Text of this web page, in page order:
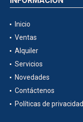
Inicio
Ventas
Alquiler
Servicios
Novedades
Contáctenos
Políticas de privacidad